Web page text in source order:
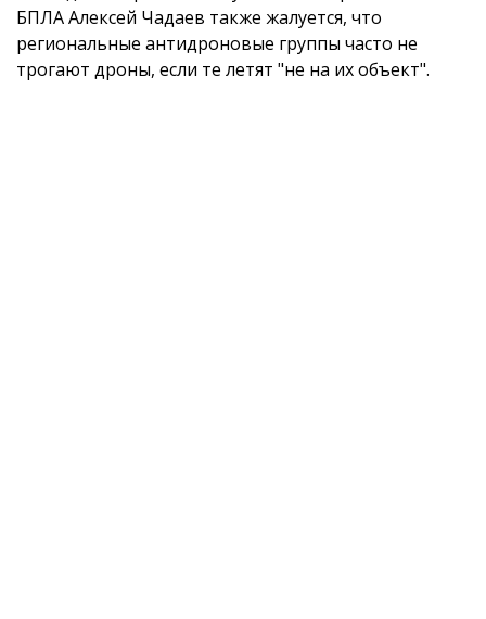
БПЛА Алексей Чадаев также жалуется, что
региональные антидроновые группы часто не
трогают дроны, если те летят "не на их объект".